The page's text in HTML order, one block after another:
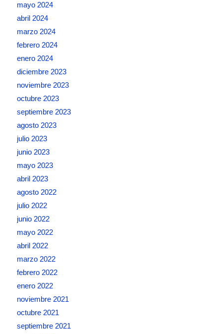
mayo 2024
abril 2024
marzo 2024
febrero 2024
enero 2024
diciembre 2023
noviembre 2023
octubre 2023
septiembre 2023
agosto 2023
julio 2023
junio 2023
mayo 2023
abril 2023
agosto 2022
julio 2022
junio 2022
mayo 2022
abril 2022
marzo 2022
febrero 2022
enero 2022
noviembre 2021
octubre 2021
septiembre 2021